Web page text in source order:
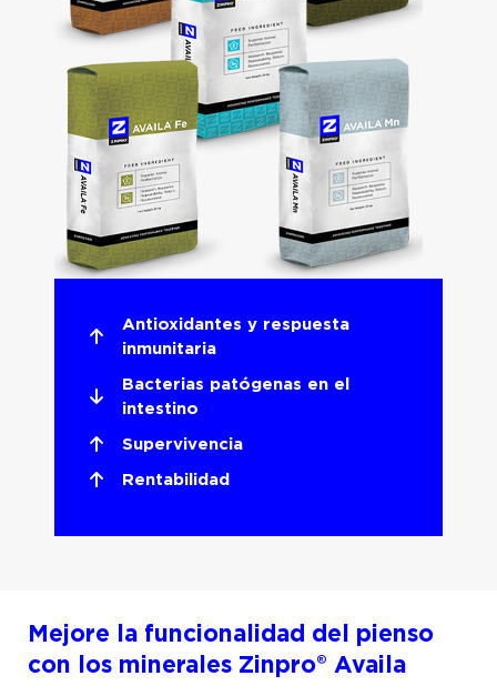
Mejore la funcionalidad del pienso
con los minerales Zinpro® Availa
Antioxidantes y respuesta
inmunitaria
Bacterias patógenas en el
intestino
Supervivencia
Rentabilidad